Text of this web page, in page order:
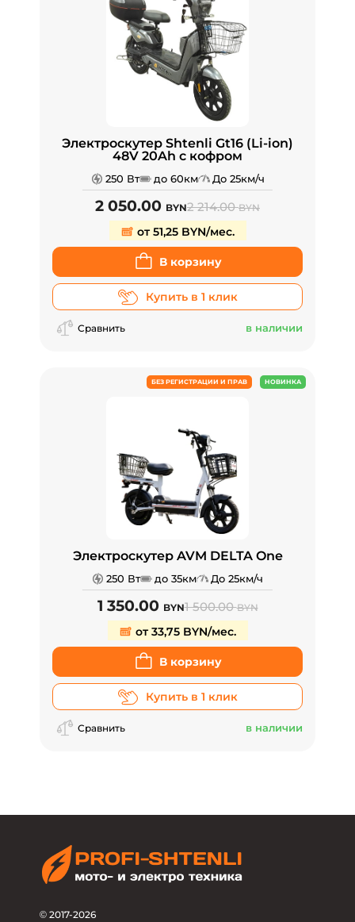
Электроскутер Shtenli Gt16 (Li-ion)
48V 20Ah с кофром
250 Вт до 60км До 25км/ч
2 050.00 BYN2 214.00BYN
от 51,25 BYN/мес.
В корзину
Купить в 1 клик
Сравнить в наличии
БЕЗ РЕГИСТРАЦИИ И ПРАВ НОВИНКА
Электроскутер AVM DELTA One
250 Вт до 35км До 25км/ч
1 350.00 BYN1 500.00BYN
от 33,75 BYN/мес.
В корзину
Купить в 1 клик
Сравнить в наличии
© 2017-2026